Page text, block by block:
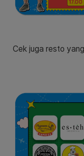
Cek juga resto